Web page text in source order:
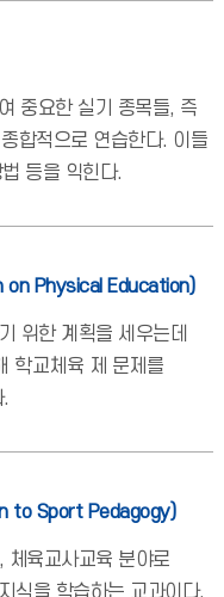
중요한 실기 종목들, 즉
합적으로 연습한다. 이들
등을 익힌다.
on Physical Education)
위한 계획을 세우는데
학교체육 제 문제를
to Sport Pedagogy)
체육교사교육 분야로
식을 학습하는 교과이다.